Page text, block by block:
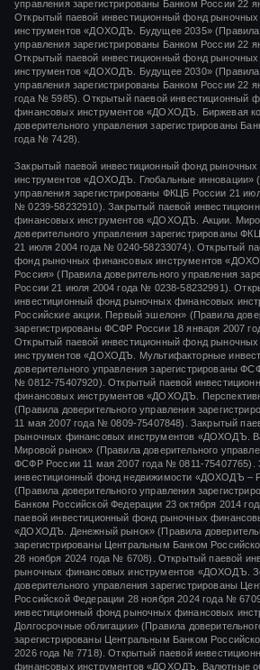
НЕПОЛНЫХ И (ИЛИ) НЕДОСТОВЕРНЫХ
РАСКРЫВАЕМОЙ ИНФОРМАЦИИ (УТОЧНЕННЫЙ
СОБСТВЕННЫХ СРЕДСТВ УПРАВЛЯЮЩЕЙ
СООБЩЕНИЕ ОБ ОБНАРУЖЕНИИ (ВЫЯВЛЕНИИ)
НЕПОЛНЫХ И (ИЛИ) НЕДОСТОВЕРНЫХ
РАСКРЫВАЕМОЙ ИНФОРМАЦИИ
СООБЩЕНИЕ ОБ ОБНАРУЖЕНИИ (ВЫЯВЛЕНИИ)
НЕПОЛНЫХ И (ИЛИ) НЕДОСТОВЕРНЫХ
РАСКРЫВАЕМОЙ ИНФОРМАЦИИ
СООБЩЕНИЕ О РЕГИСТРАЦИИ БАНКОМ РОССИИ
ДОПОЛНЕНИЙ, ВНОСИМЫХ В ПРАВИЛА
УПРАВЛЕНИЯ
управления зарегистрированы Банком России 22
Открытый паевой инвестиционный фонд
инструментов «ДОХОДЪ. Будущее 2035» (Правила
управления зарегистрированы Банком России 22
Открытый паевой инвестиционный фонд
инструментов «ДОХОДЪ. Будущее 2030» (Правила
управления зарегистрированы Банком России 22
года № 5985). Открытый паевой инвестиционный
финансовых инструментов «ДОХОДЪ. Биржевая
доверительного управления зарегистрированы
года № 7428).
Закрытый паевой инвестиционный фонд
инструментов «ДОХОДЪ. Глобальные инновации»
управления зарегистрированы ФКЦБ России 21
№ 0239-58232910). Закрытый паевой
финансовых инструментов «ДОХОДЪ. Акции.
доверительного управления зарегистрированы
21 июля 2004 года № 0240-58233074). Открытый
фонд рыночных финансовых инструментов
Россия» (Правила доверительного управления
России21 июля 2004 года № 0238-58232991).
инвестиционный фонд рыночных финансовых
Российские акции. Первый эшелон» (Правила
зарегистрированы ФСФР России 18 января 2007
Открытый паевой инвестиционный фонд
инструментов «ДОХОДЪ. Мультифакторные
доверительного управления зарегистрированы
№ 0812-75407920). Открытый паевой
финансовых инструментов «ДОХОДЪ.
(Правила доверительного управления
11 мая 2007 года № 0809-75407848). Закрытый
рыночных финансовых инструментов «ДОХОДЪ.
Мировой рынок» (Правила доверительного
ФСФР России 11 мая 2007 года № 0811-75407765).
инвестиционный фонд недвижимости «ДОХОДЪ –
(Правила доверительного управления
Банком Российской Федерации 23 октября 2014
паевой инвестиционный фонд рыночных
«ДОХОДЪ. Денежный рынок» (Правила
зарегистрированы Центральным Банком
28 ноября 2024 года № 6708). Открытый паевой
рыночных финансовых инструментов «ДОХОДЪ.
доверительного управления зарегистрированы
Российской Федерации 28 ноября 2024 года№
инвестиционный фонд рыночных финансовых
Долгосрочные облигации» (Правила
зарегистрированы Центральным Банком
2026 года № 7718). Открытый паевой
финансовых инструментов «ДОХОДЪ. Валютные